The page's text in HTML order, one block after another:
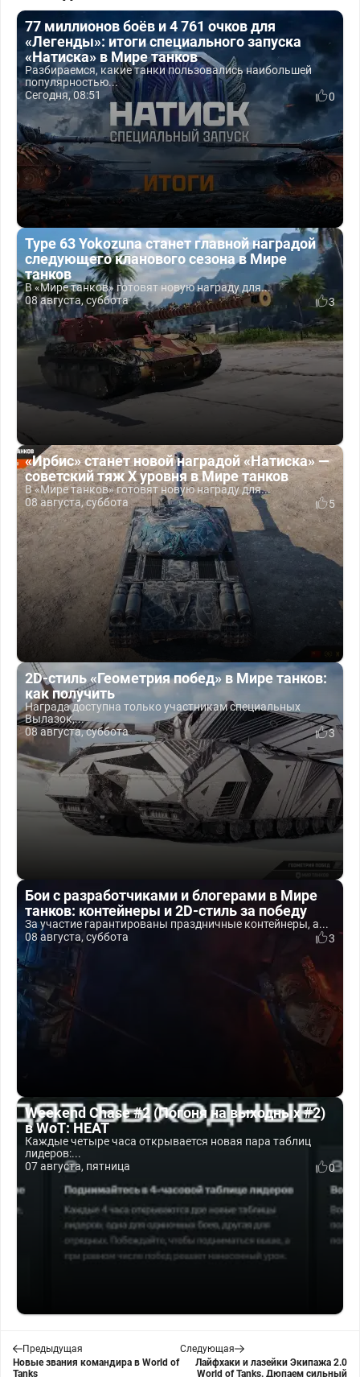
77 миллионов боёв и 4 761 очков для
«Легенды»: итоги специального запуска
«Натиска» в Мире танков
Разбираемся, какие танки пользовались наибольшей
популярностью...
Сегодня, 08:51
0
Type 63 Yokozuna станет главной наградой
следующего кланового сезона в Мире
танков
В «Мире танков» готовят новую награду для...
08 августа, суббота
3
«Ирбис» станет новой наградой «Натиска» —
советский тяж X уровня в Мире танков
В «Мире танков» готовят новую награду для...
08 августа, суббота
5
2D-стиль «Геометрия побед» в Мире танков:
как получить
Награда доступна только участникам специальных
Вылазок,...
08 августа, суббота
3
Бои с разработчиками и блогерами в Мире
танков: контейнеры и 2D-стиль за победу
За участие гарантированы праздничные контейнеры, а...
08 августа, суббота
3
Weekend Chase #2 (Погоня на выходных #2)
в WoT: HEAT
Каждые четыре часа открывается новая пара таблиц
лидеров:...
07 августа, пятница
0
Предыдущая
Новые звания командира в World of
Tanks
Следующая
Лайфхаки и лазейки Экипажа 2.0
World of Tanks. Дюпаем сильный